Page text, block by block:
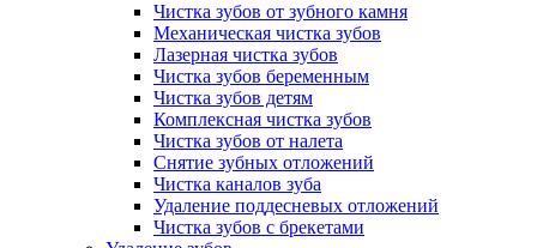
Чистка зубов от зубного камня
Механическая чистка зубов
Лазерная чистка зубов
Чистка зубов беременным
Чистка зубов детям
Комплексная чистка зубов
Чистка зубов от налета
Снятие зубных отложений
Чистка каналов зуба
Удаление поддесневых отложений
Чистка зубов с брекетами